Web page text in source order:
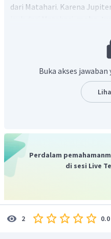
dari Matahari. Karena
Buka akses
Perdalam
di sesi Live
2 0.0